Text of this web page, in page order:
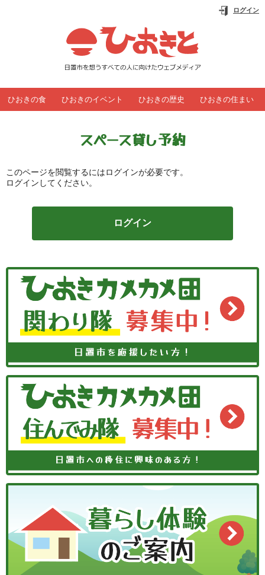
ログイン
ひおきの食 ひおきのイベント ひおきの歴史 ひおきの住まい
スペース貸し予約
このページを閲覧するにはログインが必要です。
ログインしてください。
ログイン